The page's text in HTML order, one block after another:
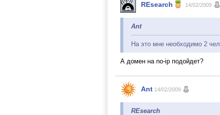
REsearch 14/02/2009
Ant
На это мне необходимо 2
А домен на no-ip подойдет?
Ant 14/02/2009
REsearch